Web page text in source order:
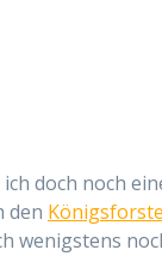
doch noch
den
wenigstens